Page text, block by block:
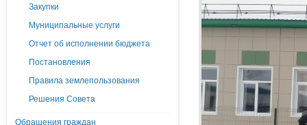
Закупки
Муниципальные услуги
Отчет об исполнении бюджета
Постановления
Правила землепользования
Решения Совета
Обращения граждан